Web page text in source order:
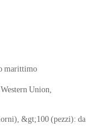
marittimo
Union,
&gt;100 (pezzi): da